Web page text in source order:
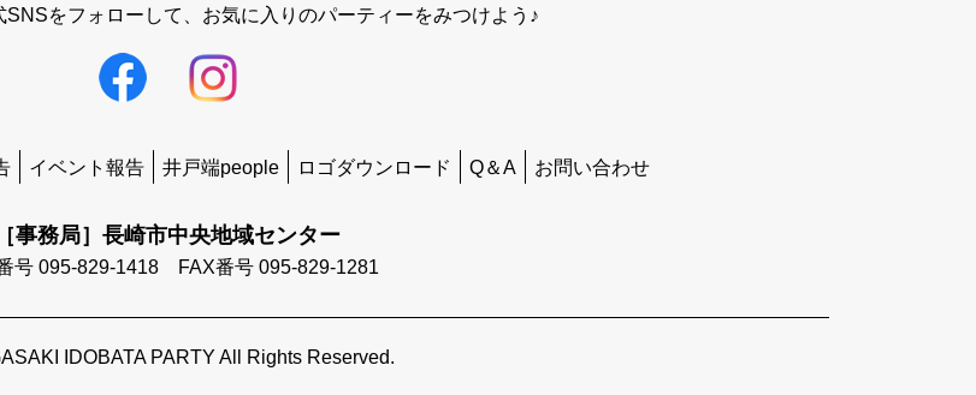
をフォローして、
お気に入りのパーティーをみつけよう♪
イベント報告 井戸端people ロゴダウンロード Q＆A お問い合わせ
［事務局］長崎市中央地域センター
号 095-829-1418 FAX番号 095-829-1281
IDOBATA PARTY All Rights Reserved.